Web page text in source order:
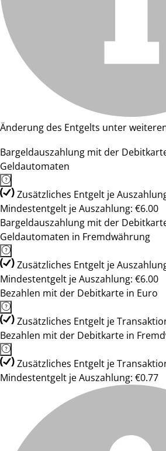
Änderung des Entgelts unter
Bargeldauszahlung mit der
Geldautomaten
Zusätzliches Entgelt je
Mindestentgelt je Auszahlung: €6.00
Bargeldauszahlung mit der
Geldautomaten in Fremdwährung
Zusätzliches Entgelt je
Mindestentgelt je Auszahlung: €6.00
Bezahlen mit der Debitkarte in Euro
Zusätzliches Entgelt je
Bezahlen mit der Debitkarte in
Zusätzliches Entgelt je
Mindestentgelt je Auszahlung: €0.77